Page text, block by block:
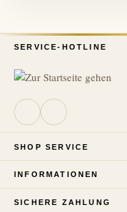
SERVICE-HOTLINE
SHOP SERVICE
INFORMATIONEN
SICHERE ZAHLUNG